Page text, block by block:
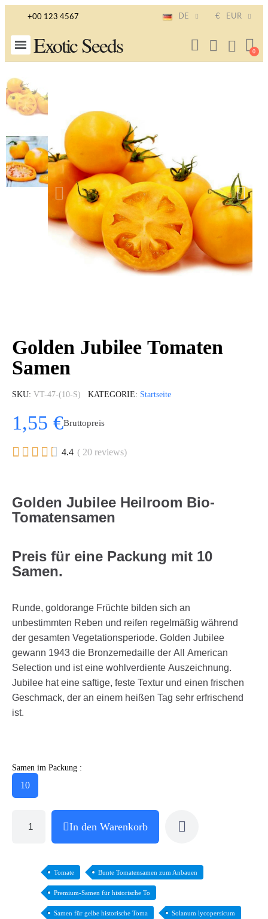
+00 123 4567 DE € EUR
Exotic Seeds
Golden Jubilee Tomaten
Samen
SKU VT-47-(10-S) KATEGORIE Startseite
1,55 €Bruttopreis
     4.4 ( 20 reviews)
Golden Jubilee Heilroom Bio-
Tomatensamen
Preis für eine Packung mit 10
Samen.
Runde, goldorange Früchte bilden sich an
unbestimmten Reben und reifen regelmäßig während
der gesamten Vegetationsperiode. Golden Jubilee
gewann 1943 die Bronzemedaille der All American
Selection und ist eine wohlverdiente Auszeichnung.
Jubilee hat eine saftige, feste Textur und einen frischen
Geschmack, der an einem heißen Tag sehr erfrischend
ist.
Samen im Packung :
10
In den Warenkorb
Tomate Bunte Tomatensamen zum Anbauen
Premium-Samen für historische To
Samen für gelbe historische Toma Solanum lycopersicum